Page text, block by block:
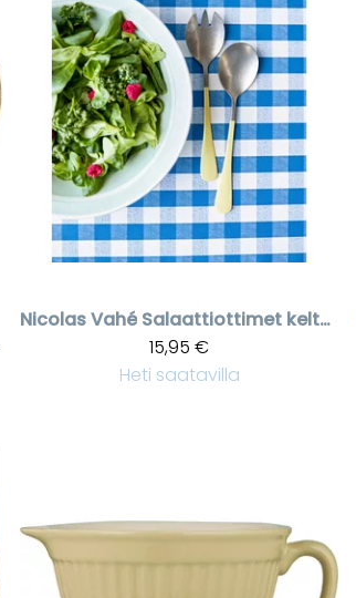
Nicolas Vahé
Salaattiottimet keltaisella päällä
15,95 €
Heti saatavilla